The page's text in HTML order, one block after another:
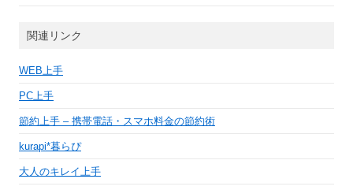
関連リンク
WEB上手
PC上手
節約上手 – 携帯電話・スマホ料金の節約術
kurapi*暮らぴ
大人のキレイ上手